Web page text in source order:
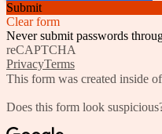
Submit
Clear form
Never submit passwords
reCAPTCHA
PrivacyTerms
This form was created inside
Does this form look